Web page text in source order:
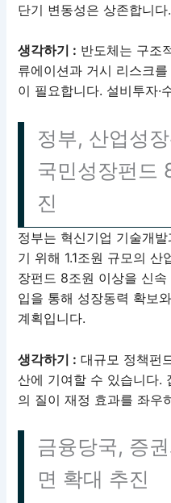
단기 변동성은 상존합니다.
생각하기 : 반도체는 구조
류에이션과 거시 리스크
이 필요합니다. 설비투자·
정부, 산업성
국민성장펀드
진
정부는 혁신기업 기술개
기 위해 1.1조원 규모의 산
장펀드 8조원 이상을 신
입을 통해 성장동력 확보
계획입니다.
생각하기 : 대규모 정책펀
산에 기여할 수 있습니다.
의 질이 재정 효과를 좌우
금융당국, 증
면 확대 추진